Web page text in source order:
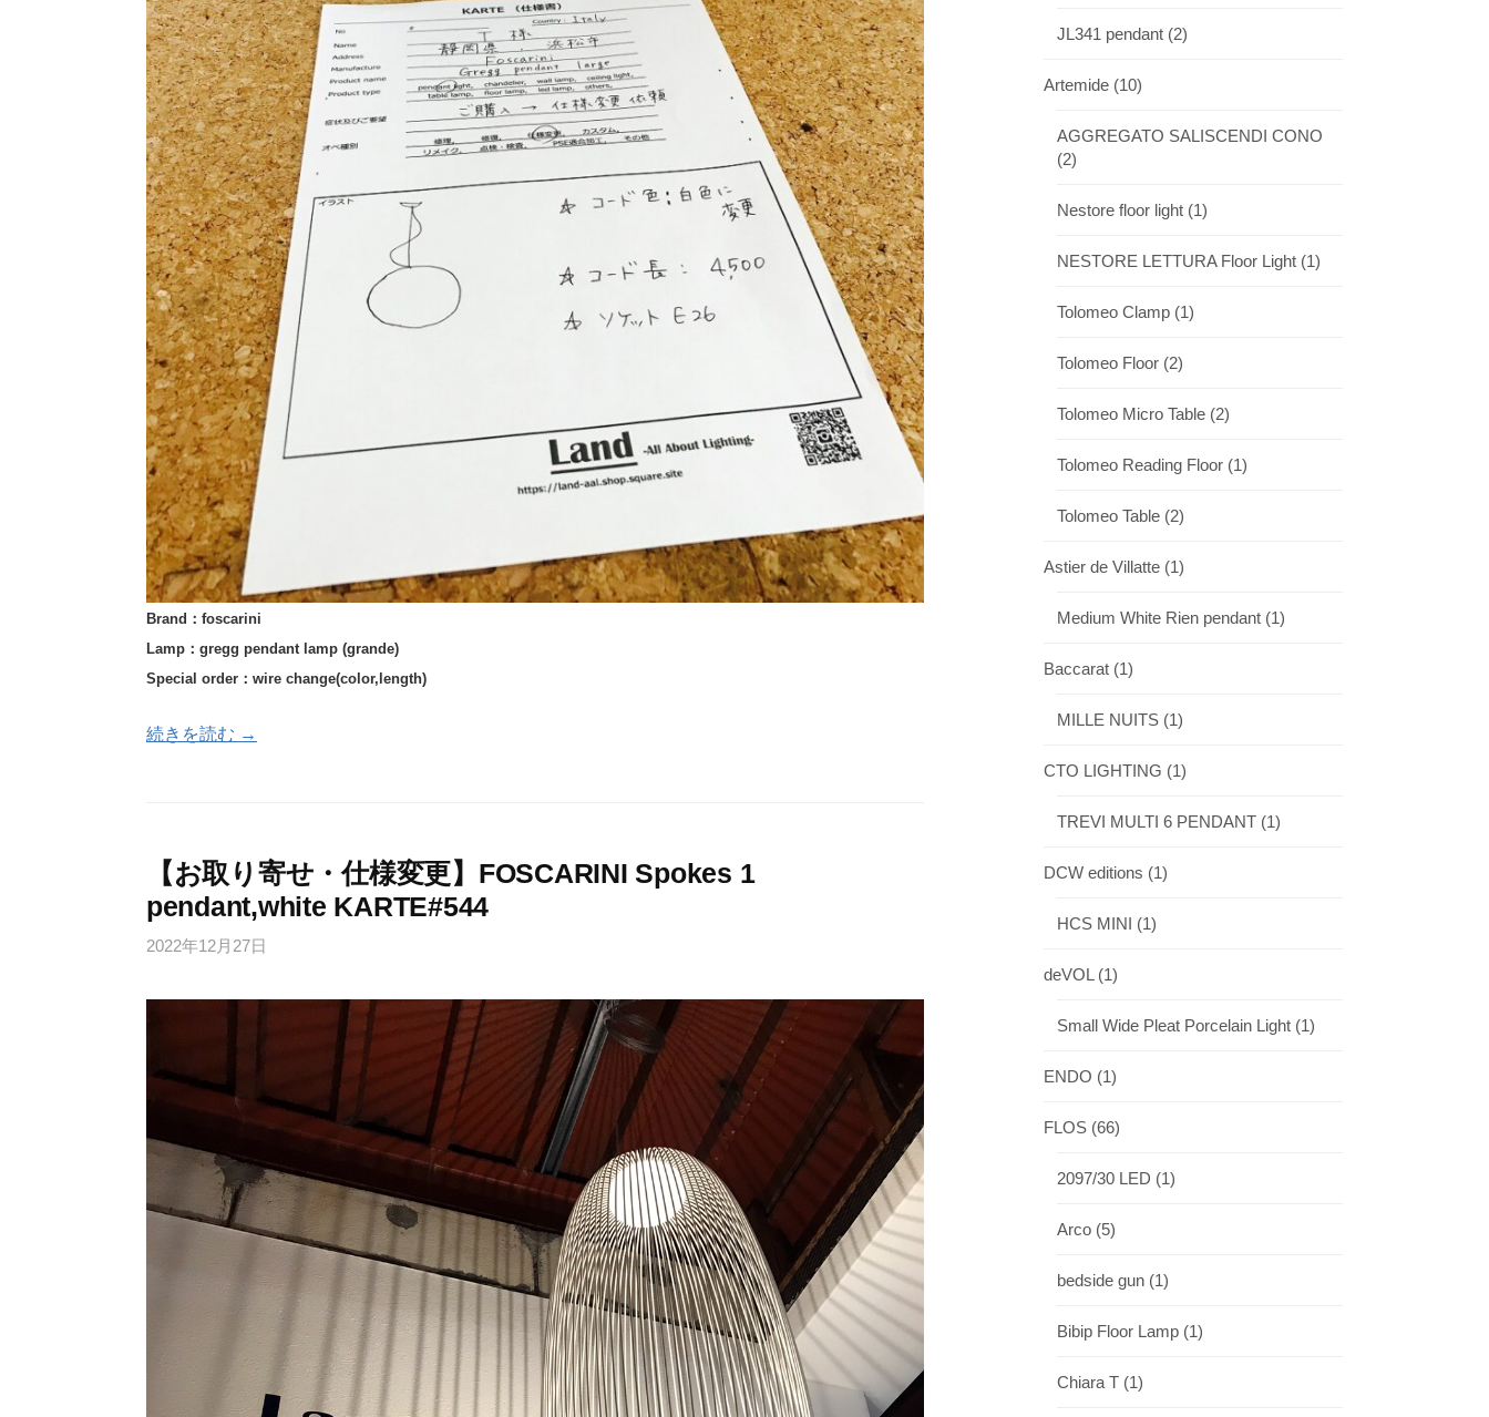
Brand：foscarini
Lamp：gregg pendant lamp (grande)
Special order：wire change(color,length)
続きを読む →
【お取り寄せ・仕様変更】FOSCARINI Spokes 1
pendant,white KARTE#544
2022年12月27日
JL341 pendant (2)
Artemide (10)
AGGREGATO SALISCENDI CONO
(2)
Nestore floor light (1)
NESTORE LETTURA Floor Light (1)
Tolomeo Clamp (1)
Tolomeo Floor (2)
Tolomeo Micro Table (2)
Tolomeo Reading Floor (1)
Tolomeo Table (2)
Astier de Villatte (1)
Medium White Rien pendant (1)
Baccarat (1)
MILLE NUITS (1)
CTO LIGHTING (1)
TREVI MULTI 6 PENDANT (1)
DCW editions (1)
HCS MINI (1)
deVOL (1)
Small Wide Pleat Porcelain Light (1)
ENDO (1)
FLOS (66)
2097/30 LED (1)
Arco (5)
bedside gun (1)
Bibip Floor Lamp (1)
Chiara T (1)